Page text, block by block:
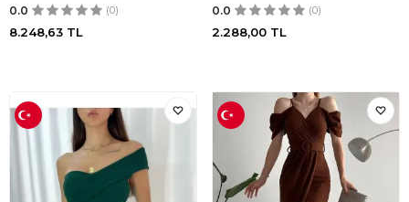
0.0 (0)
8.248,63 TL
0.0 (0)
2.288,00 TL